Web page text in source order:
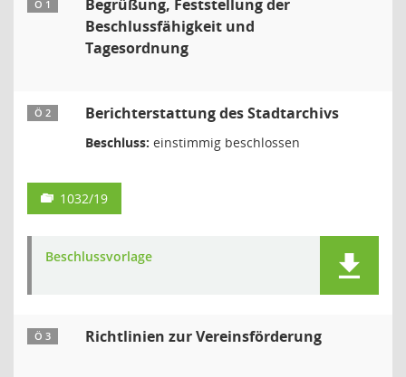
Ö 1
Begrüßung, Feststellung der
Beschlussfähigkeit und
Tagesordnung
Ö 2 Berichterstattung des Stadtarchivs
Beschluss: einstimmig beschlossen
1032/19
Beschlussvorlage
Ö 3 Richtlinien zur Vereinsförderung